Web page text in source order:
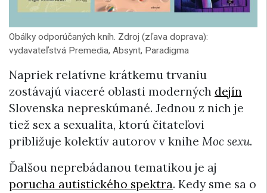
Obálky odporúčaných kníh. Zdroj (zľava doprava):
vydavateľstvá Premedia, Absynt, Paradigma
Napriek relatívne krátkemu trvaniu
zostávajú viaceré oblasti moderných dejín
Slovenska nepreskúmané. Jednou z nich je
tiež sex a sexualita, ktorú čitateľovi
približuje kolektív autorov v knihe Moc sexu.
Ďalšou neprebádanou tematikou je aj
porucha autistického spektra. Kedy sme sa o